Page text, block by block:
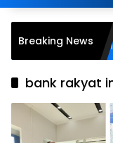
Breaking News
Lapas Wahai
Literasi Warga
Perpustakaan
bank rakyat